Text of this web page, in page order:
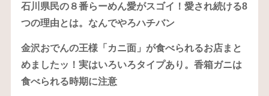
石川県民の８番らーめん愛がスゴイ！愛され続ける8
つの理由とは。なんでやろハチバン
金沢おでんの王様「カニ面」が食べられるお店まと
めましたッ！実はいろいろタイプあり。香箱ガニは
食べられる時期に注意